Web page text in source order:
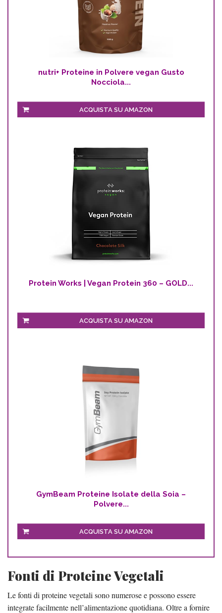
nutri+ Proteine in Polvere vegan Gusto
Nocciola...
ACQUISTA SU AMAZON
Protein Works | Vegan Protein 360 – GOLD...
ACQUISTA SU AMAZON
GymBeam Proteine Isolate della Soia –
Polvere...
ACQUISTA SU AMAZON
Fonti di Proteine Vegetali
Le fonti di proteine vegetali sono numerose e possono essere
integrate facilmente nell’alimentazione quotidiana. Oltre a fornire